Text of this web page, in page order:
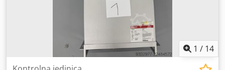
1 / 14